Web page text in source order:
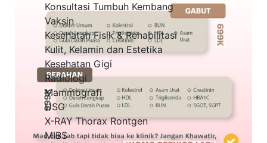
Konsultasi Tumbuh Kembang
Vaksin
Kesehatan Fisik & Rehabilitasi
Kulit, Kelamin dan Estetika
Kesehatan Gigi
Radiologi
Mammografi
USG
X-RAY Thorax Rontgen
MIBS